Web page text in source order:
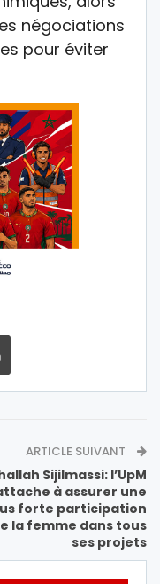
négociations
pour éviter
ARTICLE SUIVANT
Sijilmassi: l’UpM
à assurer une
forte participation
la femme dans tous
ses projets